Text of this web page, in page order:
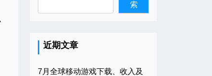
索
近期文章
7月全球移动游戏下载、收入及